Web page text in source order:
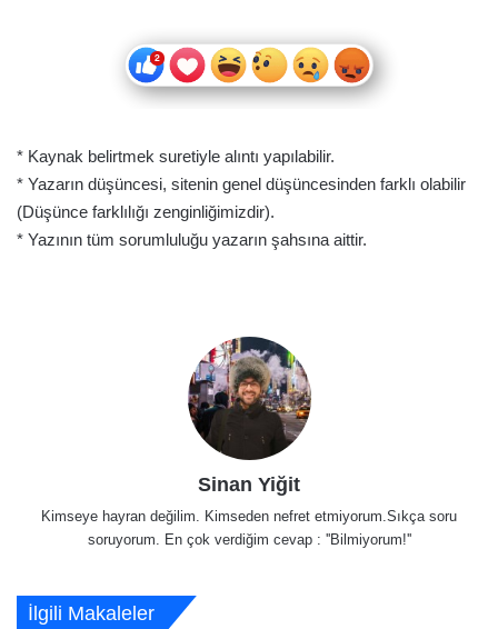
* Kaynak belirtmek suretiyle alıntı yapılabilir.
* Yazarın düşüncesi, sitenin genel düşüncesinden farklı olabilir
(Düşünce farklılığı zenginliğimizdir).
* Yazının tüm sorumluluğu yazarın şahsına aittir.
Sinan Yiğit
Kimseye hayran değilim. Kimseden nefret etmiyorum.Sıkça soru
soruyorum. En çok verdiğim cevap : ''Bilmiyorum!''
İlgili Makaleler